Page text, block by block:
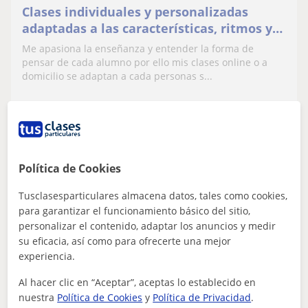
Clases individuales y personalizadas
adaptadas a las características, ritmos y
mecanismos de cada alumno
Me apasiona la enseñanza y entender la forma de
pensar de cada alumno por ello mis clases online o a
domicilio se adaptan a cada personas s...
ver más
12€/h
Marta
Ávila
Problemas de aprendizaje: Dislexia
Política de Cookies
Tusclasesparticulares almacena datos, tales como cookies,
para garantizar el funcionamiento básico del sitio,
personalizar el contenido, adaptar los anuncios y medir
su eficacia, así como para ofrecerte una mejor
experiencia.
Al hacer clic en “Aceptar”, aceptas lo establecido en
nuestra Política de Cookies y Política de Privacidad.